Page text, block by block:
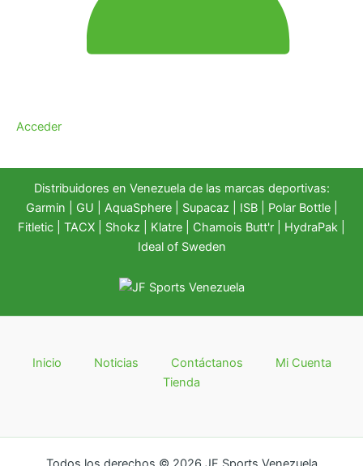
Acceder
Distribuidores en Venezuela de las marcas deportivas:
Garmin
GU AquaSphere| Supacaz | ISB | Polar Bottle|
Fitletic
TACX Shokz Klatre Chamois Butt'r HydraPak
Ideal of Sweden
Inicio Noticias Contáctanos
Mi Cuenta
Tienda